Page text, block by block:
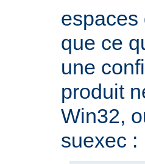
espaces
que ce
une
produit
Win32,
suexec :